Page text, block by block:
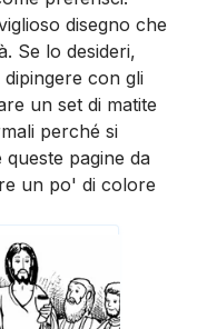
disegno che
Se lo desideri,
con gli
un set di matite
perché si
pagine da
un po' di colore